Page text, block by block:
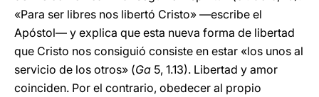
«Para ser libres nos libertó Cristo» —escribe el
Apóstol— y explica que esta nueva forma de libertad
que Cristo nos consiguió consiste en estar «los unos al
servicio de los otros» (Ga 5, 1.13). Libertad y amor
coinciden. Por el contrario, obedecer al propio